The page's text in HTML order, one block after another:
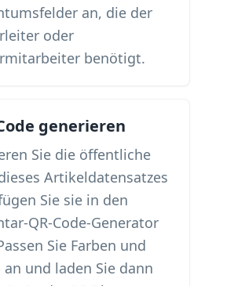
an, die der
oder
benötigt.
generieren
Sie die öffentliche
Artikeldatensatzes
Sie sie in den
QR-Code-Generator
Sie Farben und
an und laden Sie dann